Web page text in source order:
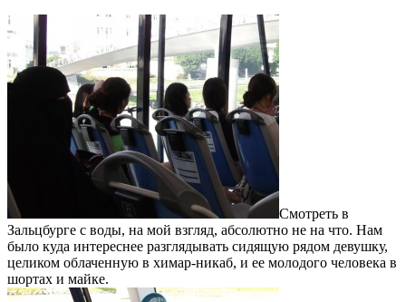
Смотреть в
Зальцбурге с воды, на мой взгляд, абсолютно не на что. Нам
было куда интереснее разглядывать сидящую рядом девушку,
целиком облаченную в химар-никаб, и ее молодого человека в
шортах и майке.